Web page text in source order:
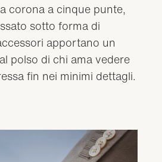
corona a cinque punte,
sotto forma di
apportano un
polso di chi ama vedere
fin nei minimi dettagli.